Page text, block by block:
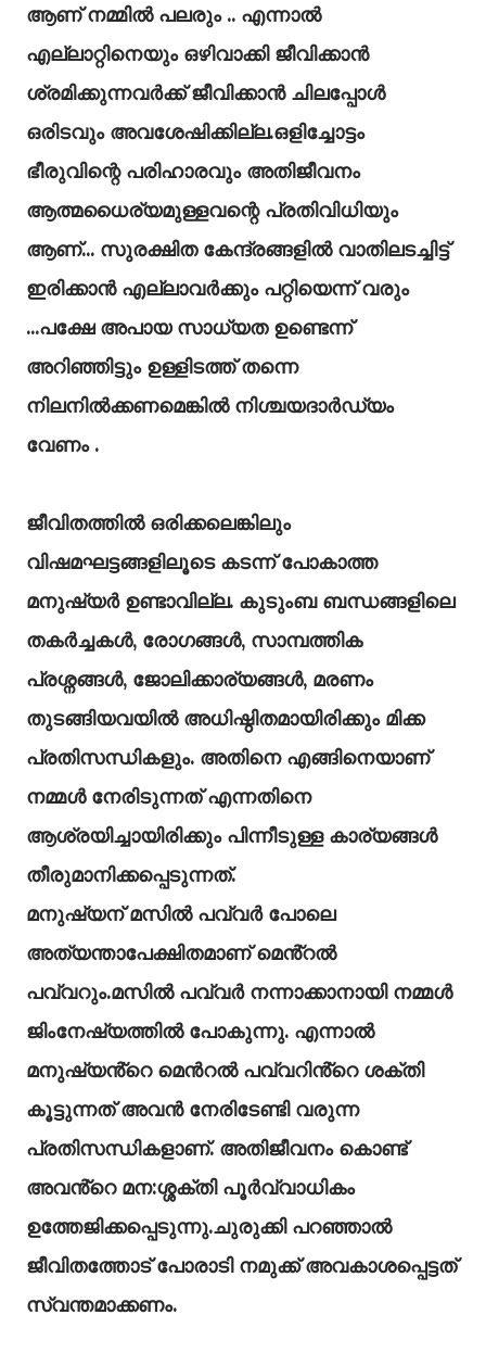
ആണ്‌ നമ്മിൽ പലരും .. എന്നാൽ
എല്ലാറ്റിനെയും ഒഴിവാക്കി ജീവിക്കാൻ
ശ്രമിക്കുന്നവർക്ക്‌ ജീവിക്കാൻ ചിലപ്പോൾ
ഒരിടവും അവശേഷിക്കില്ല.ഒളിച്ചോട്ടം
ഭീരുവിന്റെ പരിഹാരവും അതിജീവനം
ആത്മധൈര്യമുള്ളവന്റെ പ്രതിവിധിയും
ആണ്‌... സുരക്ഷിത കേന്ദ്രങ്ങളിൽ വാതിലടച്ചിട്ട്‌
ഇരിക്കാൻ എല്ലാവർക്കും പറ്റിയെന്ന് വരും
...പക്ഷേ അപായ സാധ്യത ഉണ്ടെന്ന്
അറിഞ്ഞിട്ടും ഉള്ളിടത്ത്‌ തന്നെ
നിലനിൽക്കണമെങ്കിൽ നിശ്ചയദാർഡ്യം
വേണം .
ജീവിതത്തിൽ ഒരിക്കലെങ്കിലും
വിഷമഘട്ടങ്ങളിലൂടെ കടന്ന് പോകാത്ത
മനുഷ്യർ ഉണ്ടാവില്ല. കുടുംബ ബന്ധങ്ങളിലെ
തകർച്ചകൾ, രോഗങ്ങൾ, സാമ്പത്തിക
പ്രശ്നങ്ങൾ, ജോലിക്കാര്യങ്ങൾ, മരണം
തുടങ്ങിയവയിൽ അധിഷ്ഠിതമായിരിക്കും മിക്ക
പ്രതിസന്ധികളും. അതിനെ എങ്ങിനെയാണ്
നമ്മൾ നേരിടുന്നത് എന്നതിനെ
ആശ്രയിച്ചായിരിക്കും പിന്നീടുള്ള കാര്യങ്ങൾ
തീരുമാനിക്കപ്പെടുന്നത്.
മനുഷ്യന് മസിൽ പവ്വർ പോലെ
അത്യന്താപേക്ഷിതമാണ് മെൻ്റൽ
പവ്വറും.മസിൽ പവ്വർ നന്നാക്കാനായി നമ്മൾ
ജിംനേഷ്യത്തിൽ പോകുന്നു. എന്നാൽ
മനുഷ്യൻ്റെ മെൻറൽ പവ്വറിൻ്റെ ശക്തി
കൂട്ടുന്നത് അവൻ നേരിടേണ്ടി വരുന്ന
പ്രതിസന്ധികളാണ്. അതിജീവനം കൊണ്ട്
അവൻ്റെ മന:ശ്ശക്തി പൂർവ്വാധികം
ഉത്തേജിക്കപ്പെടുന്നു.ചുരുക്കി പറഞ്ഞാൽ
ജീവിതത്തോട് പോരാടി നമുക്ക് അവകാശപ്പെട്ടത്
സ്വന്തമാക്കണം.